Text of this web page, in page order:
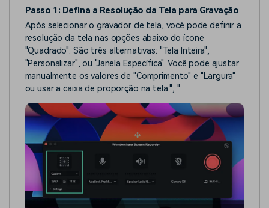
Passo 1: Defina a Resolução da Tela para Gravação
Após selecionar o gravador de tela, você pode definir a
resolução da tela nas opções abaixo do ícone
"Quadrado". São três alternativas: "Tela Inteira",
"Personalizar", ou "Janela Específica". Você pode ajustar
manualmente os valores de "Comprimento" e "Largura"
ou usar a caixa de proporção na tela.", "